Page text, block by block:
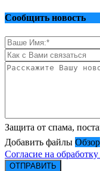
Сообщить новость
Защита от спама,
Добавить файлы Обзор
Согласие на
ОТПРАВИТЬ